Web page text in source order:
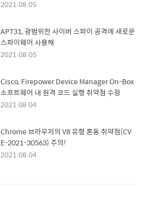
2021.08.05
APT31, 광범위한 사이버 스파이 공격에 새로운
스파이웨어 사용해
2021.08.05
Cisco, Firepower Device Manager On-Box
소프트웨어 내 원격 코드 실행 취약점 수정
2021.08.04
Chrome 브라우저의 V8 유형 혼동 취약점(CV
E-2021-30563) 주의!
2021.08.04